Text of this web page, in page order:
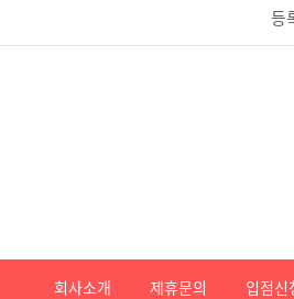
등
회사소개 제휴문의 입점신